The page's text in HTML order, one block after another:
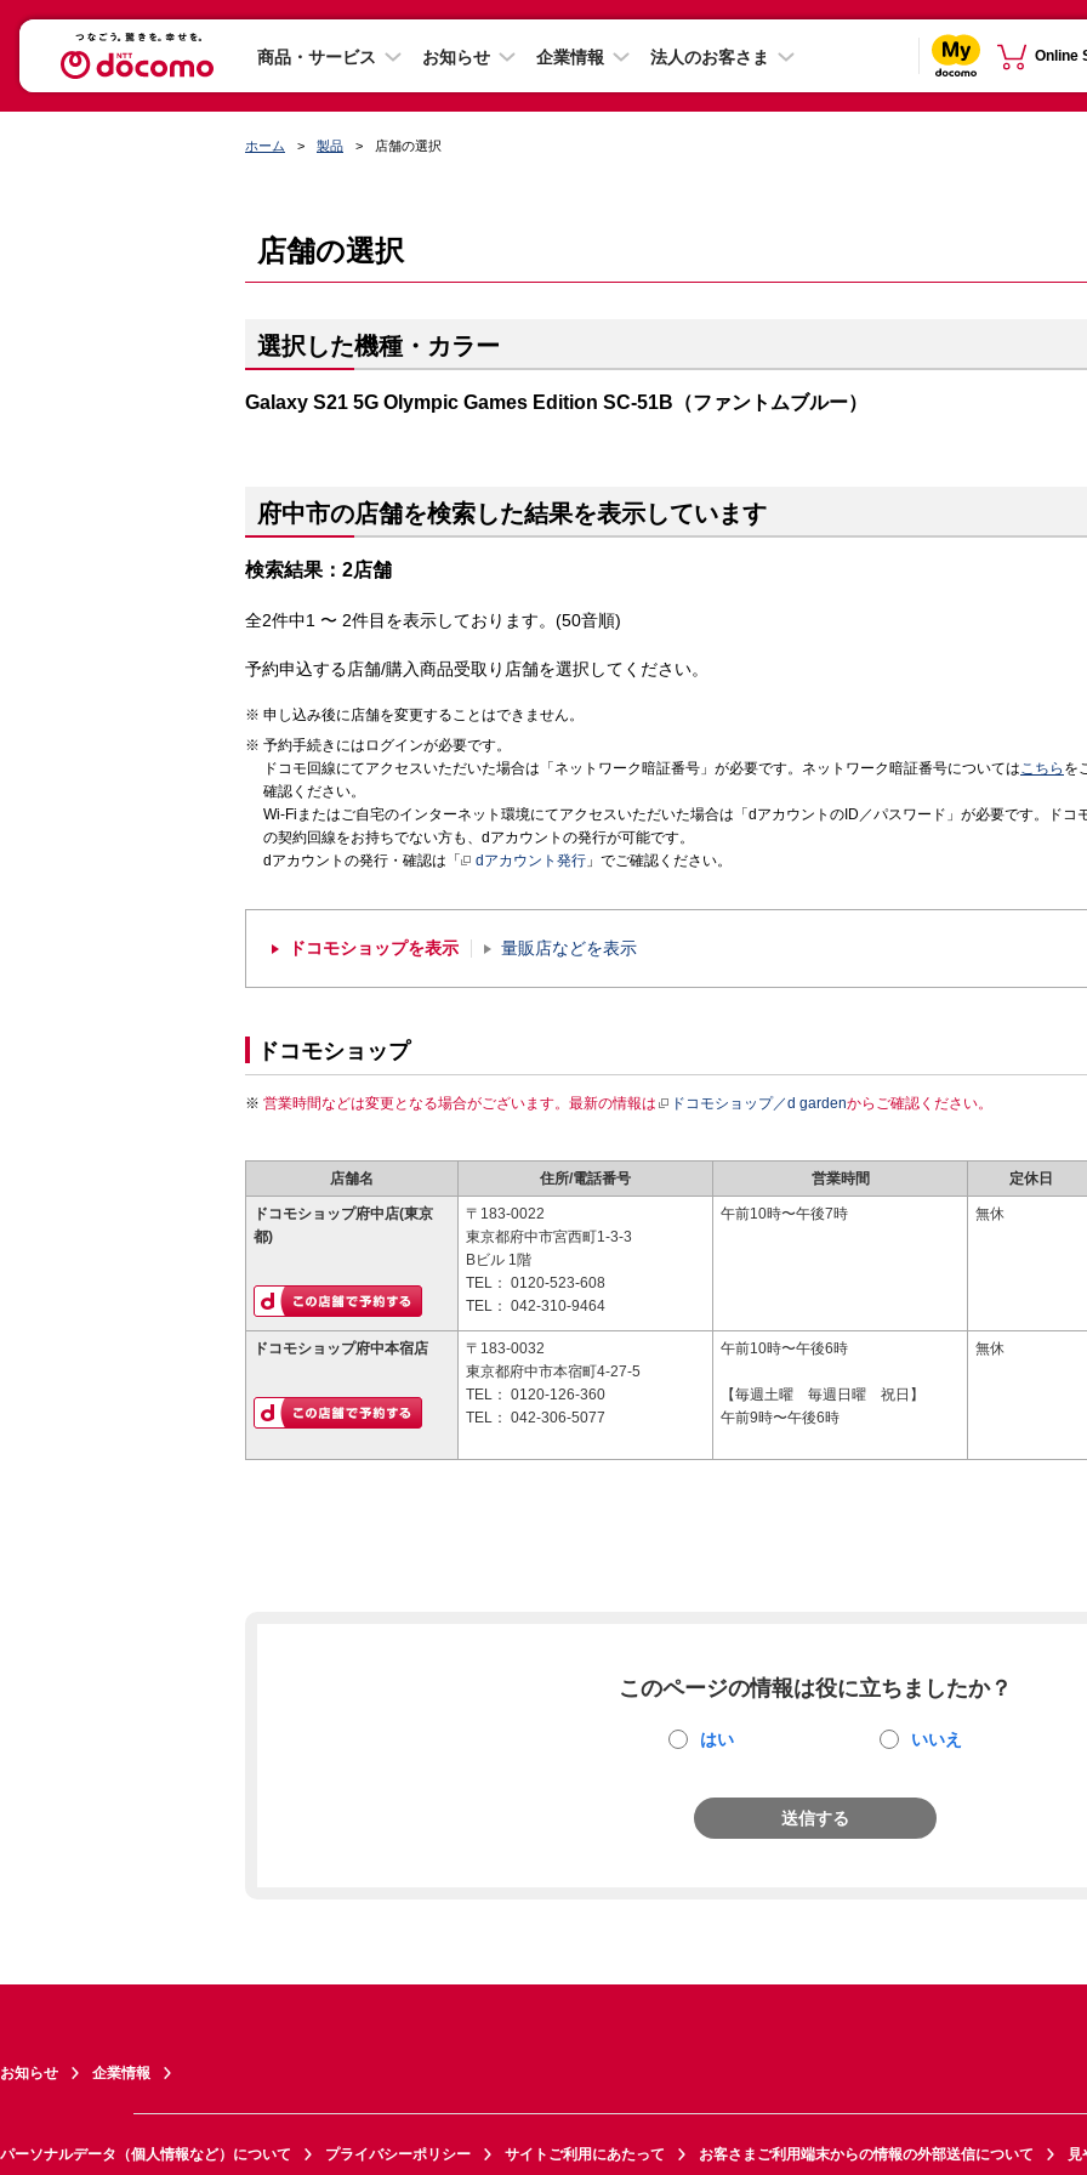
商品・サービス お知らせ 企業情報 法人のお客さま Online
ホーム 製品 店舗の選択
店舗の選択
選択した機種・カラー
Galaxy S21 5G Olympic Games Edition SC-51B（ファントムブルー）
府中市の店舗を検索した結果を表示しています
検索結果：2店舗
全2件中1 〜 2件目を表示しております。(50音順)
予約申込する店舗/購入商品受取り店舗を選択してください。
申し込み後に店舗を変更することはできません。
予約手続きにはログインが必要です。
ドコモ回線にてアクセスいただいた場合は「ネットワーク暗証番号」が必要です。ネットワーク暗証番号についてはこちら を
確認ください。
Wi-Fiまたはご自宅のインターネット環境にてアクセスいただいた場合は「dアカウントのID／パスワード」が必要です。ドコ
の契約回線をお持ちでない方も、dアカウントの発行が可能です。
dアカウントの発行・確認は「
dアカウント発行 」でご確認ください。
ドコモショップを表示 量販店などを表示
ドコモショップ
営業時間などは変更となる場合がございます。最新の情報は ドコモショップ／d gardenからご確認ください。
店舗名 住所/電話番号 営業時間 定休日
ドコモショップ府中店(東京
都)
〒183-0022
東京都府中市宮西町1-3-3
Bビル 1階
TEL： 0120-523-608
TEL： 042-310-9464
午前10時〜午後7時 無休
ドコモショップ府中本宿店
〒183-0032
東京都府中市本宿町4-27-5
TEL： 0120-126-360
TEL： 042-306-5077
午前10時〜午後6時
【毎週土曜 毎週日曜 祝日】
午前9時〜午後6時
無休
このページの情報は役に立ちましたか？
はい いいえ
送信する
お知らせ 企業情報
パーソナルデータ（個人情報など）について プライバシーポリシー サイトご利用にあたって お客さまご利用端末からの情報の外部送信について 見